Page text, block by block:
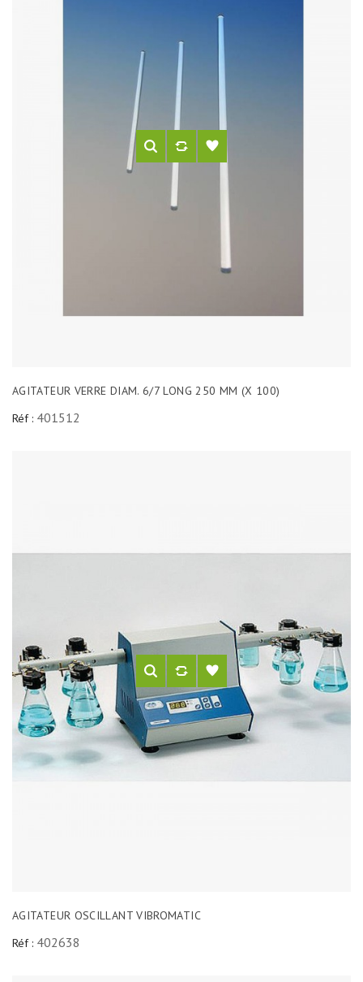
AGITATEUR VERRE DIAM. 6/7 LONG 250 MM (X 100)
Réf : 401512
AGITATEUR OSCILLANT VIBROMATIC
Réf : 402638